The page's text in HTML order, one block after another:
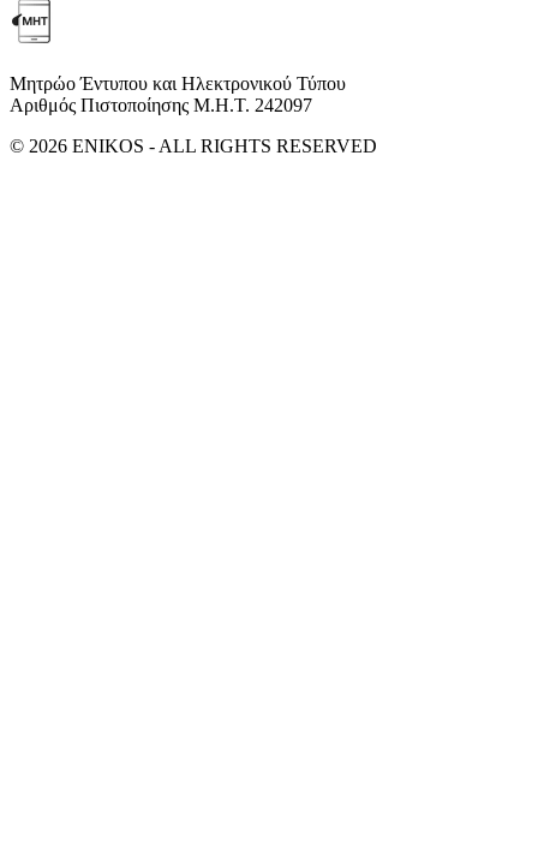
Μητρώο Έντυπου και Ηλεκτρονικού Τύπου
Αριθμός Πιστοποίησης Μ.Η.Τ. 242097
© 2026 ENIKOS - ALL RIGHTS RESERVED